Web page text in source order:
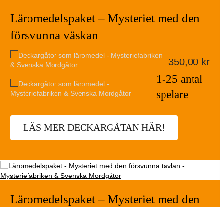
Läromedelspaket – Mysteriet med den
försvunna väskan
350,00 kr
1-25 antal
spelare
LÄS MER DECKARGÅTAN HÄR!
Läromedelspaket – Mysteriet med den